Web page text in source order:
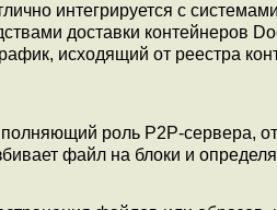
интегрируется с
доставки контейнеров
исходящий от реестра
роль P2P-сервера,
файл на блоки и